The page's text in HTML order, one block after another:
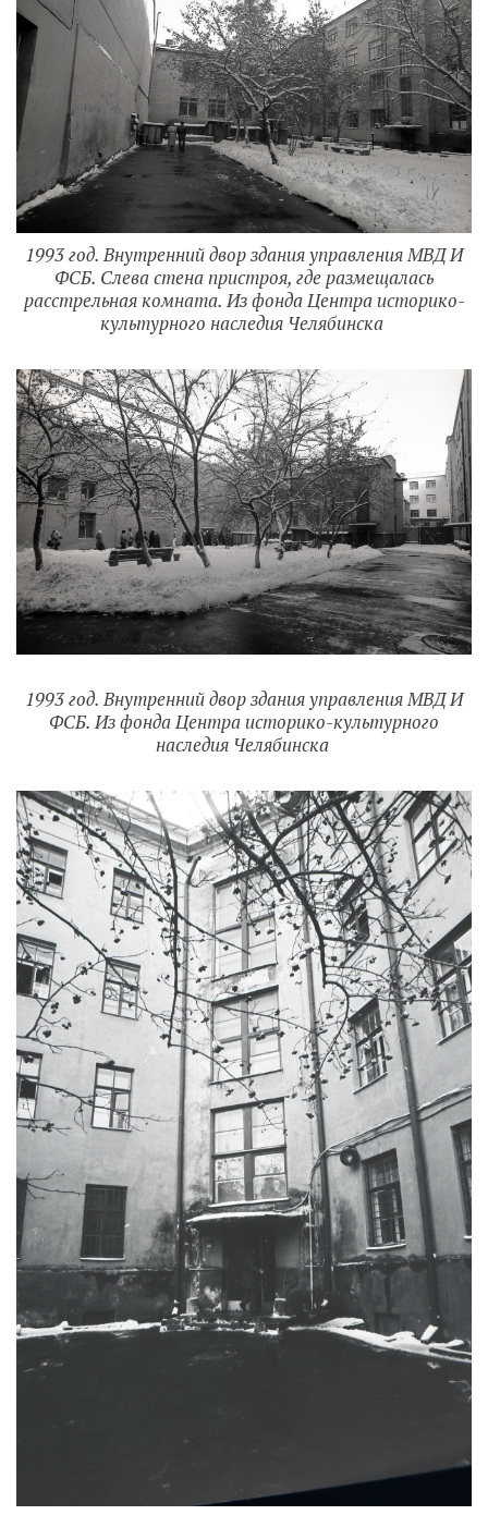
1993 год. Внутренний двор здания управления МВД И
ФСБ. Слева стена пристроя, где размещалась
расстрельная комната. Из фонда Центра историко-
культурного наследия Челябинска
1993 год. Внутренний двор здания управления МВД И
ФСБ. Из фонда Центра историко-культурного
наследия Челябинска